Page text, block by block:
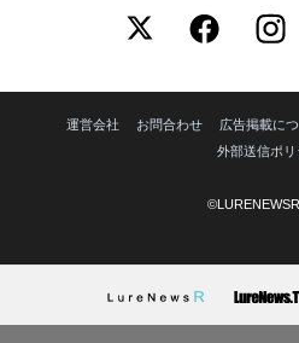
運営会社 お問合わせ 広告掲載に
外部送信ポリ